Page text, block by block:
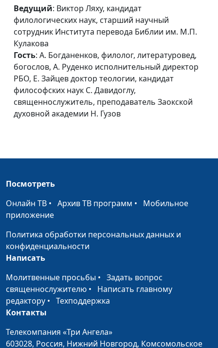
священнослужитель,
преподаватель Заокской
духовной академии, Н. Гузов
Петр и Иоанн
Иван Лобанов, ведущий
научный сотрудник Института
перевода Библии им. М. П.
Кулакова, С. Давидоглу,
священнослужитель,
преподаватель Заокской
духовной академии, Д. Булатов
историческая
личность
Института перевода Библии
(Москва) , И. Лобанов, ведущий
перевода Библии им. М. П.
Кулакова, А. Богданенков,
священнослужитель,
преподаватель Заокской
духовной академии, Н. Гузов
научный сотрудник Института
Ведущий: Виктор Ляху, кандидат
филологических наук, старший научный
сотрудник Института перевода Библии им. М.П.
Кулакова
Гость: А. Богданенков, филолог, литературовед,
богослов, А. Руденко исполнительный директор
РБО, Е. Зайцев доктор теологии, кандидат
философских наук С. Давидоглу,
священнослужитель, преподаватель Заокской
духовной академии Н. Гузов
Посмотреть
Онлайн ТВ • Архив ТВ программ • Мобильное
приложение
Политика обработки персональных данных и
конфиденциальности
Написать
Молитвенные просьбы • Задать вопрос
священнослужителю • Написать главному
редактору • Техподдержка
Контакты
Телекомпания «Три Ангела»
603028, Россия, Нижний Новгород, Комсомольское